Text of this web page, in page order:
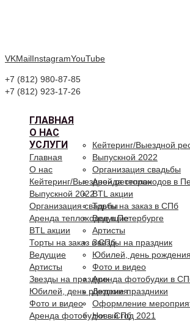
VKMailInstagramYouTube
+7 (812) 980-87-85
+7 (812) 923-17-26
ГЛАВНАЯ
О НАС
УСЛУГИ
Кейтеринг/Выездной
Выпускной 2022
Организация свадьбы
Аренда теплоходов в
BTL акции
Торты на заказ в СПб
Ведущие
Артисты
Звезды на праздник
Юбилей, день рождения
Фото и видео
Аренда фотобудки в
Детские праздники
Оформление
Новый год 2021
Главная
О нас
Кейтеринг/Выездной ресторан
Выпускной 2022
Организация свадьбы
Аренда теплоходов в Петербурге
BTL акции
Торты на заказ в СПб
Ведущие
Артисты
Звезды на праздник
Юбилей, день рождения
Фото и видео
Аренда фотобудки в СПб